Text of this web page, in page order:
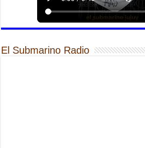
El Submarino Radio